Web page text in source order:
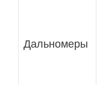
Дальномеры